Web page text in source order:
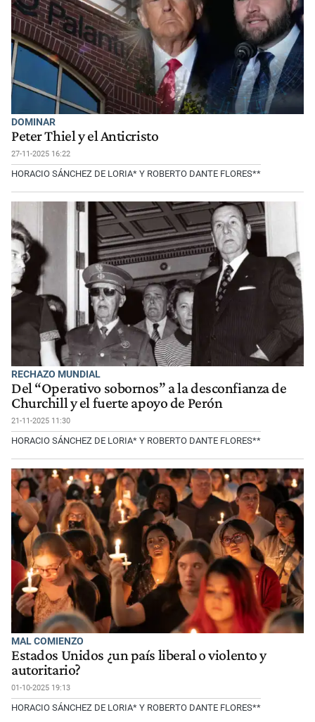
DOMINAR
Peter Thiel y el Anticristo
27-11-2025 16:22
HORACIO SÁNCHEZ DE LORIA* Y ROBERTO DANTE FLORES**
RECHAZO MUNDIAL
Del “Operativo sobornos” a la desconfianza de
Churchill y el fuerte apoyo de Perón
21-11-2025 11:30
HORACIO SÁNCHEZ DE LORIA* Y ROBERTO DANTE FLORES**
MAL COMIENZO
Estados Unidos ¿un país liberal o violento y
autoritario?
01-10-2025 19:13
HORACIO SÁNCHEZ DE LORIA* Y ROBERTO DANTE FLORES**